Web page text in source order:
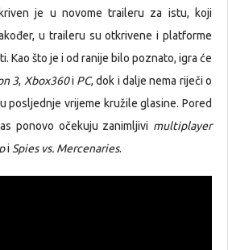
je u novome traileru za istu, koji
u traileru su otkrivene i platforme
Kao što je i od ranije bilo poznato, igra će
3, Xbox360i PC, dok i dalje nema riječi o
posljednje vrijeme kružile glasine. Pored
ponovo očekuju zanimljivi multiplayer
i Spies vs. Mercenaries.